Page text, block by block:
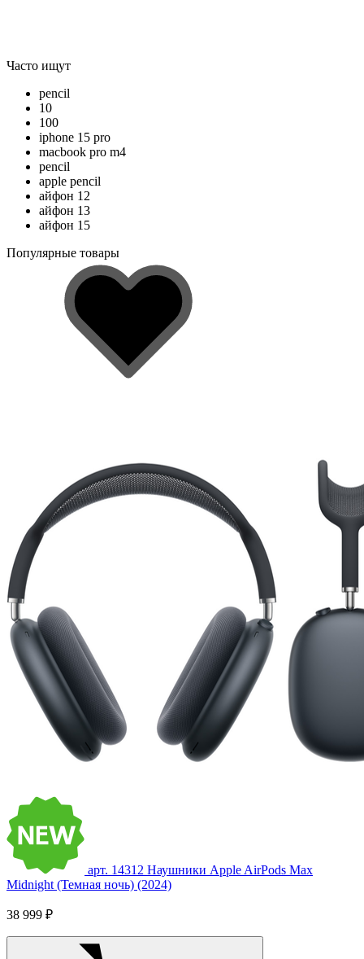
Часто ищут
pencil
10
100
iphone 15 pro
macbook pro m4
pencil
apple pencil
айфон 12
айфон 13
айфон 15
Популярные товары
арт. 14312 Наушники Apple AirPods Max
Midnight (Темная ночь) (2024)
38 999 ₽